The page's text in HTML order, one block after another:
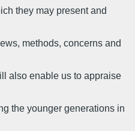
they may present and
methods, concerns and
also enable us to appraise
the younger generations in